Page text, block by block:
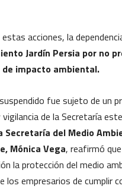
acciones, la
Jardín Persia por no
impacto ambiental.
fue sujeto de un
de la Secretaría
Secretaría del Medio
Mónica Vega, reafirmó
la protección del medio
los empresarios de cumplir